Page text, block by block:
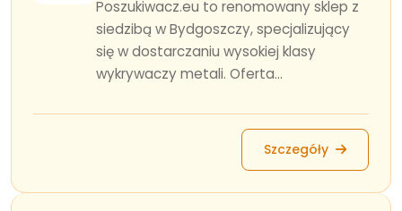
Poszukiwacz.eu to renomowany sklep z
siedzibą w Bydgoszczy, specjalizujący
się w dostarczaniu wysokiej klasy
wykrywaczy metali. Oferta...
Szczegóły